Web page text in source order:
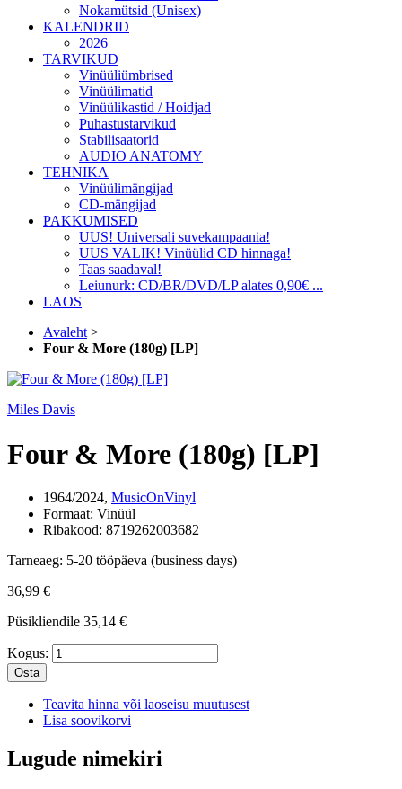
Nokamütsid (Unisex)
KALENDRID
2026
TARVIKUD
Vinüüliümbrised
Vinüülimatid
Vinüülikastid / Hoidjad
Puhastustarvikud
Stabilisaatorid
AUDIO ANATOMY
TEHNIKA
Vinüülimängijad
CD-mängijad
PAKKUMISED
UUS! Universali suvekampaania!
UUS VALIK! Vinüülid CD hinnaga!
Taas saadaval!
Leiunurk: CD/BR/DVD/LP alates 0,90€ ...
LAOS
Avaleht >
Four & More (180g) [LP]
Miles Davis
Four & More (180g) [LP]
1964/2024, MusicOnVinyl
Formaat: Vinüül
Ribakood: 8719262003682
Tarneaeg: 5-20 tööpäeva (business days)
36,99 €
Püsikliendile 35,14 €
Kogus:
Osta
Teavita hinna või laoseisu muutusest
Lisa soovikorvi
Lugude nimekiri